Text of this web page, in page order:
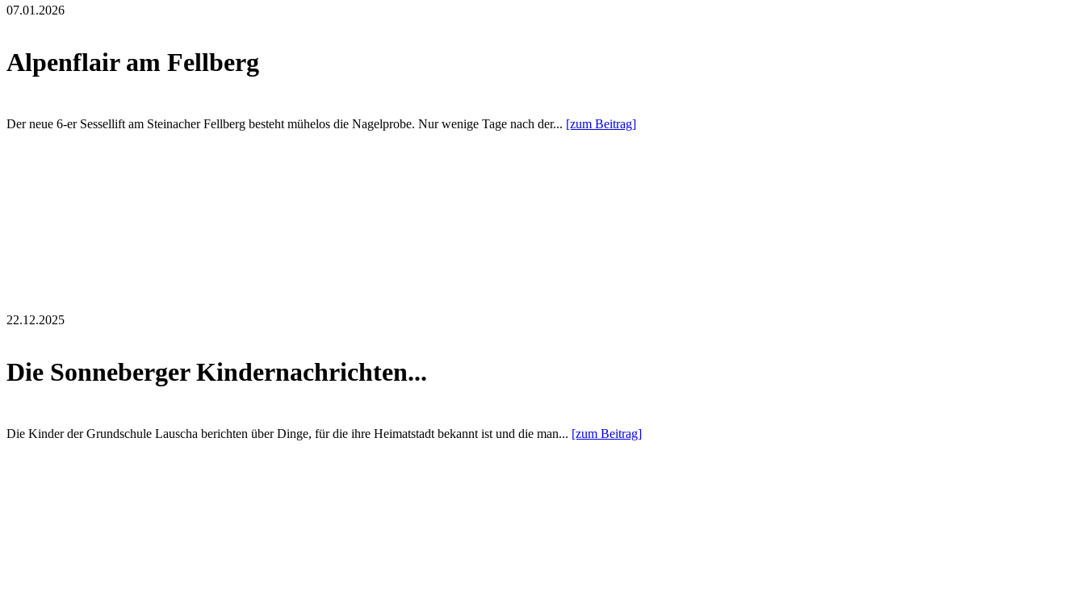
07.01.2026
Alpenflair am Fellberg
Der neue 6-er Sessellift am Steinacher Fellberg besteht mühelos die Nagelprobe. Nur wenige Tage nach der... [zum Beitrag]
22.12.2025
Die Sonneberger Kindernachrichten...
Die Kinder der Grundschule Lauscha berichten über Dinge, für die ihre Heimatstadt bekannt ist und die man... [zum Beitrag]